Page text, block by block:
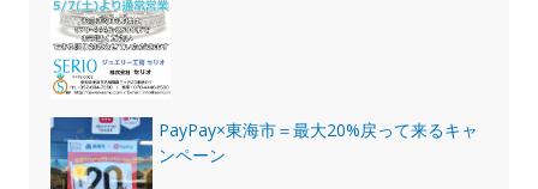
PayPay×東海市＝最大20%戻って来るキャ
ンペーン